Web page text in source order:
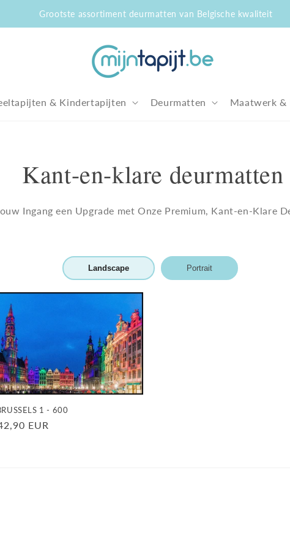
Grootste assortiment deurmatten van Belgische kwaliteit
& Kindertapijten Deurmatten Maatwerk &
Kant-en-klare deurmatten
Ingang een Upgrade met Onze Premium, Kant-en-Klare
Landscape Portrait
1 - 600
EUR